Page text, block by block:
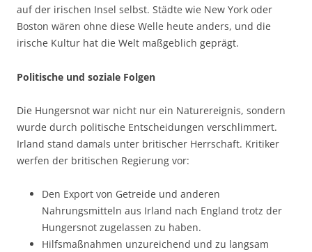
auf der irischen Insel selbst. Städte wie New York oder
Boston wären ohne diese Welle heute anders, und die
irische Kultur hat die Welt maßgeblich geprägt.
Politische und soziale Folgen
Die Hungersnot war nicht nur ein Naturereignis, sondern
wurde durch politische Entscheidungen verschlimmert.
Irland stand damals unter britischer Herrschaft. Kritiker
werfen der britischen Regierung vor:
Den Export von Getreide und anderen
Nahrungsmitteln aus Irland nach England trotz der
Hungersnot zugelassen zu haben.
Hilfsmaßnahmen unzureichend und zu langsam